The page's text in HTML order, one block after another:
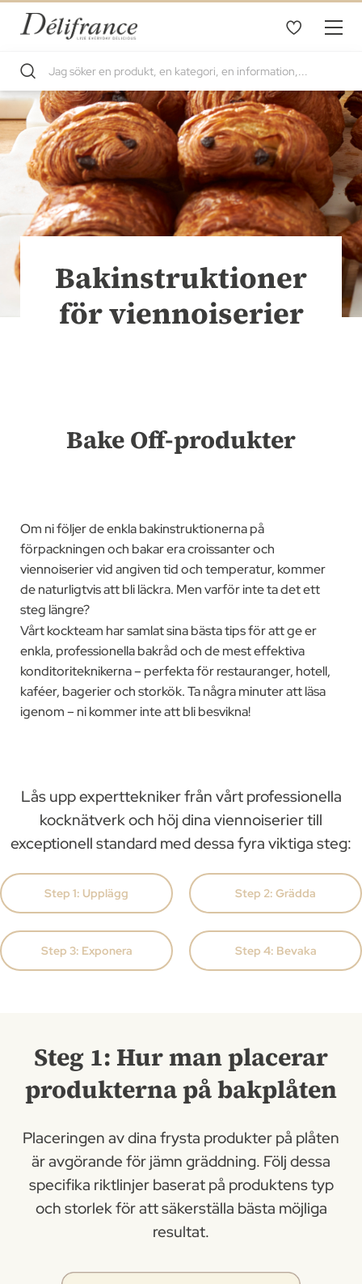
Bakinstruktioner
för viennoiserier
Bake Off-produkter
Om ni följer de enkla bakinstruktionerna på
förpackningen och bakar era croissanter och
viennoiserier vid angiven tid och temperatur, kommer
de naturligtvis att bli läckra. Men varför inte ta det ett
steg längre?
Vårt kockteam har samlat sina bästa tips för att ge er
enkla, professionella bakråd och de mest effektiva
konditoriteknikerna – perfekta för restauranger, hotell,
kaféer, bagerier och storkök. Ta några minuter att läsa
igenom – ni kommer inte att bli besvikna!
Lås upp experttekniker från vårt professionella
kocknätverk och höj dina viennoiserier till
exceptionell standard med dessa fyra viktiga steg:
Step 1: Upplägg Step 2: Grädda
Step 3: Exponera Step 4: Bevaka
Steg 1: Hur man placerar
produkterna på bakplåten
Placeringen av dina frysta produkter på plåten
är avgörande för jämn gräddning. Följ dessa
specifika riktlinjer baserat på produktens typ
och storlek för att säkerställa bästa möjliga
resultat.